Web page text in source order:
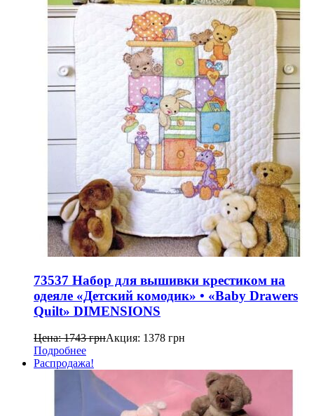
73537 Набор для вышивки крестиком на
одеяле «Детский комодик» • «Baby Drawers
Quilt» DIMENSIONS
Цена:1743грнАкция: 1378 грн
Подробнее
Распродажа!